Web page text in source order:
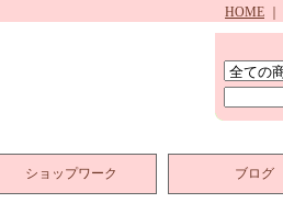
HOME
ショップワーク ブログ